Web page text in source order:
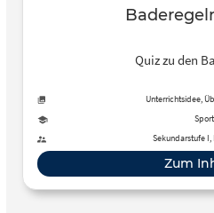
Quiz zu den
Unterrichtsidee,
Sport
Sekundarstufe I,
Zum